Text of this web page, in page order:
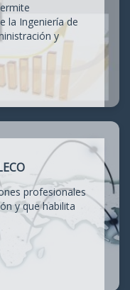
la Ingeniería de
y
profesionales
y que habilita